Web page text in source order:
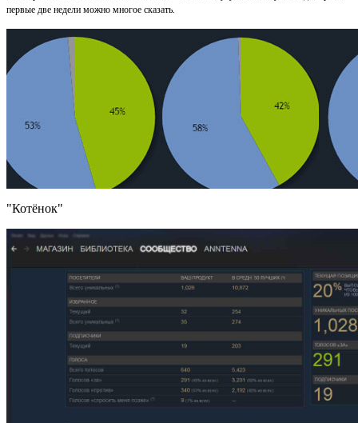
первые две недели можно многое сказать.
"Котёнок"